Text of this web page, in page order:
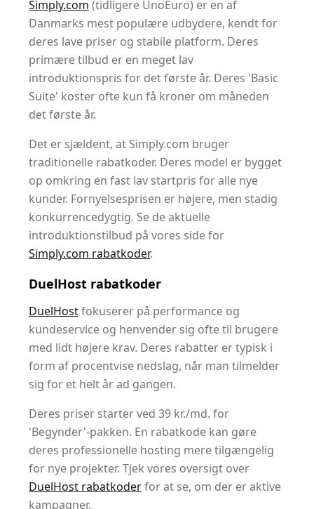
Simply.com (tidligere UnoEuro) er en af
Danmarks mest populære udbydere, kendt for
deres lave priser og stabile platform. Deres
primære tilbud er en meget lav
introduktionspris for det første år. Deres 'Basic
Suite' koster ofte kun få kroner om måneden
det første år.
Det er sjældent, at Simply.com bruger
traditionelle rabatkoder. Deres model er bygget
op omkring en fast lav startpris for alle nye
kunder. Fornyelsesprisen er højere, men stadig
konkurrencedygtig. Se de aktuelle
introduktionstilbud på vores side for
Simply.com rabatkoder.
DuelHost rabatkoder
DuelHostfokuserer på performance og
kundeservice og henvender sig ofte til brugere
med lidt højere krav. Deres rabatter er typisk i
form af procentvise nedslag, når man tilmelder
sig for et helt år ad gangen.
Deres priser starter ved 39 kr./md. for
'Begynder'-pakken. En rabatkode kan gøre
deres professionelle hosting mere tilgængelig
for nye projekter. Tjek vores oversigt over
DuelHost rabatkoderfor at se, om der er aktive
kampagner.